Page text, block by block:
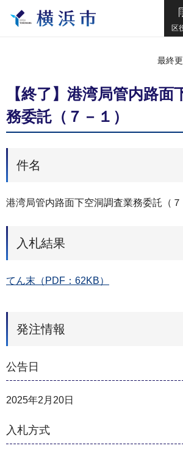
区
最終
【終了】港湾局管内路面
務委託（７－１）
件名
港湾局管内路面下空洞調査業務委託（７
入札結果
てん末（PDF：62KB）
発注情報
公告日
2025年2月20日
入札方式